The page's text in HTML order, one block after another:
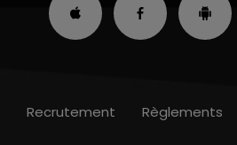
Recrutement Règlements